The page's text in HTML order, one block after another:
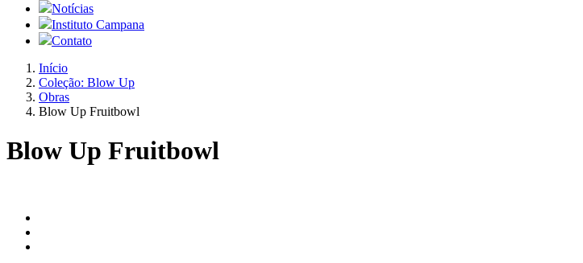
Notícias
Instituto Campana
Contato
Início
Coleção: Blow Up
Obras
Blow Up Fruitbowl
Blow Up Fruitbowl